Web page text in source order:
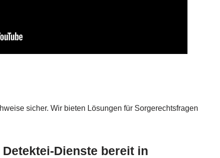
sicher. Wir bieten Lösungen für Sorgerechtsfragen
Dienste bereit in